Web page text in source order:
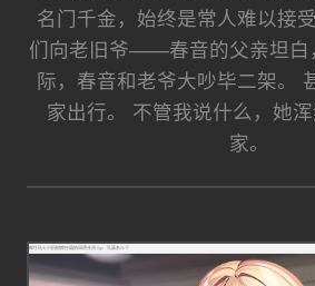
名门千金，始终是常人难以接
们向老旧爷——春音的父亲坦白
际，春音和老爷大吵毕二架。
家出行。 不管我说什么，她
家。